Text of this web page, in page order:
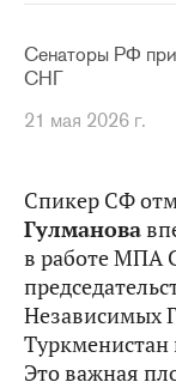
Сенаторы РФ
СНГ
21 мая 2026 г.
Спикер СФ
Гулманова
в работе МПА
Независимых
Туркменистан
Это важная